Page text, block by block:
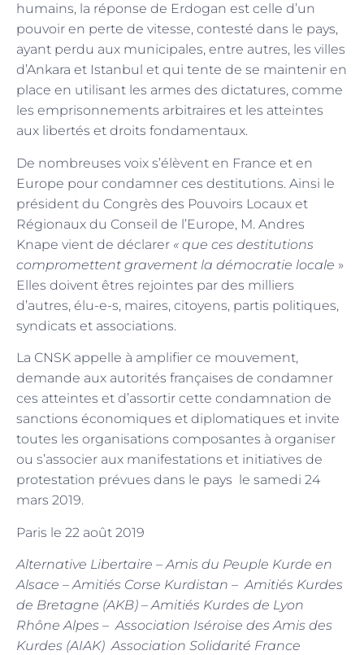
humains, la réponse de Erdogan est celle d’un
pouvoir en perte de vitesse, contesté dans le pays,
ayant perdu aux municipales, entre autres, les villes
d’Ankara et Istanbul et qui tente de se maintenir en
place en utilisant les armes des dictatures, comme
les emprisonnements arbitraires et les atteintes
aux libertés et droits fondamentaux.
De nombreuses voix s’élèvent en France et en
Europe pour condamner ces destitutions. Ainsi le
président du Congrès des Pouvoirs Locaux et
Régionaux du Conseil de l’Europe, M. Andres
Knape vient de déclarer « que ces destitutions
compromettent gravement la démocratie locale »
Elles doivent êtres rejointes par des milliers
d’autres, élu-e-s, maires, citoyens, partis politiques,
syndicats et associations.
La CNSK appelle à amplifier ce mouvement,
demande aux autorités françaises de condamner
ces atteintes et d’assortir cette condamnation de
sanctions économiques et diplomatiques et invite
toutes les organisations composantes à organiser
ou s’associer aux manifestations et initiatives de
protestation prévues dans le pays le samedi 24
mars 2019.
Paris le 22 août 2019
Alternative Libertaire – Amis du Peuple Kurde en
Alsace – Amitiés Corse Kurdistan – Amitiés Kurdes
de Bretagne (AKB) – Amitiés Kurdes de Lyon
Rhône Alpes – Association Iséroise des Amis des
Kurdes (AIAK) Association Solidarité France